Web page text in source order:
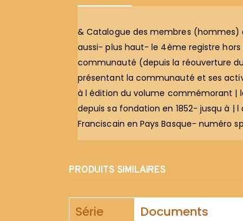
& Catalogue des membres (hommes)
aussi- plus haut- le 4ème registre hors
communauté (depuis la réouverture
présentant la communauté et ses
à l édition du volume commémorant |
depuis sa fondation en 1852- jusqu à |
Franciscain en Pays Basque- numéro
PRODUITS SIMILAIRES
Série Documents